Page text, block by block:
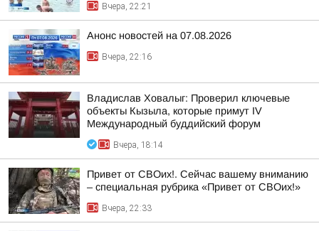
Вчера, 22:21
Анонс новостей на 07.08.2026
Вчера, 22:16
Владислав Ховалыг: Проверил ключевые
объекты Кызыла, которые примут IV
Международный буддийский форум
Вчера, 18:14
Привет от СВОих!. Сейчас вашему вниманию
– специальная рубрика «Привет от СВОих!»
Вчера, 22:33